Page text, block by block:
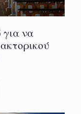
να